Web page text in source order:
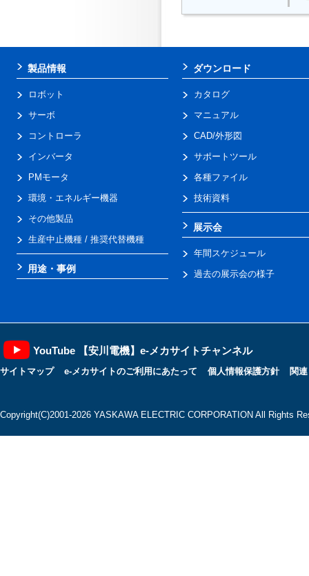
製品情報
ロボット
サーボ
コントローラ
インバータ
PMモータ
環境・エネルギー機器
その他製品
生産中止機種 / 推奨代替機種
用途・事例
ダウンロード
カタログ
マニュアル
CAD/外形図
サポートツール
各種ファイル
技術資料
展示会
年間スケジュール
過去の展示会の様子
YouTube 【安川電機】e-メカサイトチャンネル
サイトマップ e-メカサイトのご利用にあたって 個人情報保護方針 関
Copyright(C)2001‐2026 YASKAWA ELECTRIC CORPORATION All Rights